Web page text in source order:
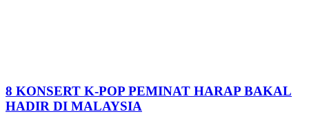
8 KONSERT K-POP PEMINAT HARAP BAKAL
HADIR DI MALAYSIA